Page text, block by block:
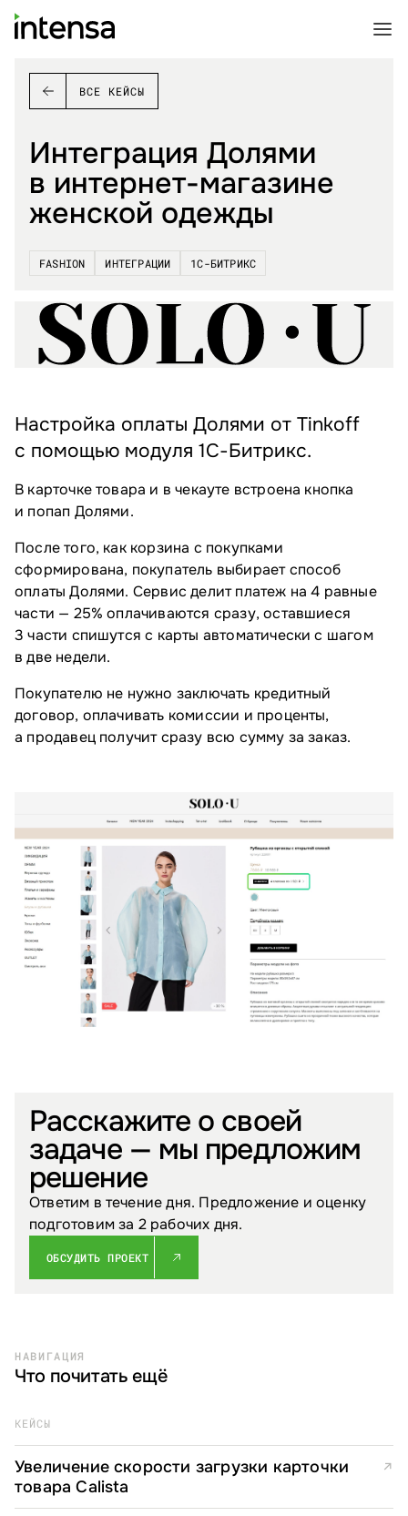
ВСЕ КЕЙСЫ
Интеграция Долями
в интернет-магазине
женской одежды
FASHION ИНТЕГРАЦИИ 1С-БИТРИКС
Настройка оплаты Долями от Tinkoff
с помощью модуля 1С-Битрикс.
В карточке товара и в чекауте встроена кнопка
и попап Долями.
После того, как корзина с покупками
сформирована, покупатель выбирает способ
оплаты Долями. Сервис делит платеж на 4 равные
части — 25% оплачиваются сразу, оставшиеся
3 части спишутся с карты автоматически с шагом
в две недели.
Покупателю не нужно заключать кредитный
договор, оплачивать комиссии и проценты,
а продавец получит сразу всю сумму за заказ.
Расскажите о своей
задаче — мы предложим
решение
Ответим в течение дня. Предложение и оценку
подготовим за 2 рабочих дня.
ОБСУДИТЬ ПРОЕКТ
НАВИГАЦИЯ
Что почитать ещё
КЕЙСЫ
Увеличение скорости загрузки карточки
товара Calista
↗